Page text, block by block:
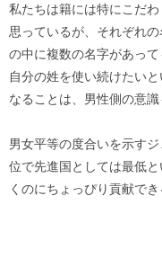
私たちは籍には特にこだ
思っているが、それぞれ
の中に複数の名字があっ
自分の姓を使い続けたい
なることは、男性側の意
男女平等の度合いを示す
位で先進国としては最低
くのにちょっぴり貢献でき